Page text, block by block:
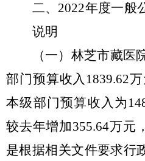
二、 2022年度一般
说明
（一） 林芝市藏医
部门预算收入1839.62
本级部门预算收入为
较去年增加355.64万元
是根据相关文件要求行